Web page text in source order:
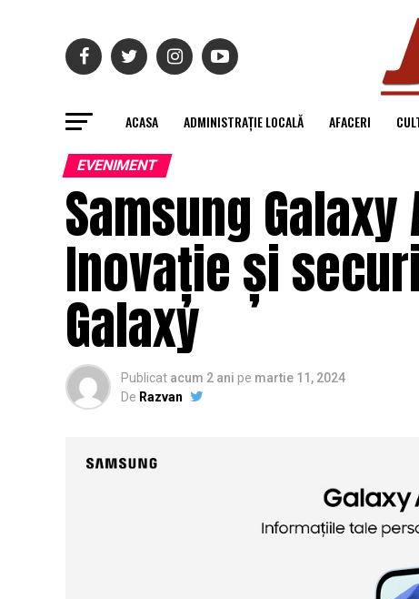
ACASA ADMINISTRAȚIE LOCALĂ AFACERI
EVENIMENT
Samsung Galaxy
Inovație și
Galaxy
Publicat acum 2 ani pe martie 11, 2024
De Razvan